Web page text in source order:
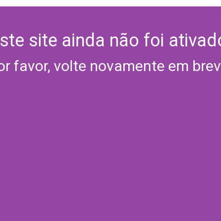
site ainda não foi
favor, volte novamente em